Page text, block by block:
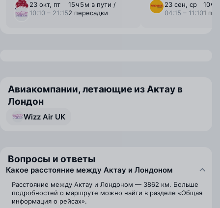
23 окт, пт
10:10 – 21:15
15 ⁠ч 5 ⁠м в пути /
2 пересадки
23 сен, ср
04:15 – 11:10
10 ⁠ч
1
Авиакомпании, летающие из Актау в
Лондон
Wizz Air UK
Вопросы и ответы
Какое расстояние между Актау и Лондоном
Расстояние между Актау и Лондоном — 3862 км. Больше
подробностей о маршруте можно найти в разделе «Общая
информация о рейсах».